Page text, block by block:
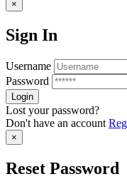
×
Sign In
Username
Password
Lost your password?
Don't have an account
×
Reset Password